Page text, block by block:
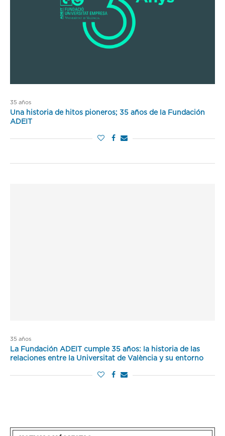
35 años
Una historia de hitos pioneros; 35 años de la Fundación
ADEIT
35 años
La Fundación ADEIT cumple 35 años: la historia de las
relaciones entre la Universitat de València y su entorno